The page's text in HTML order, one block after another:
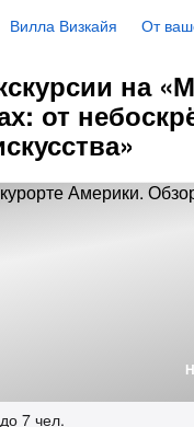
Вилла Визкайя От
на
от
до 7 чел.